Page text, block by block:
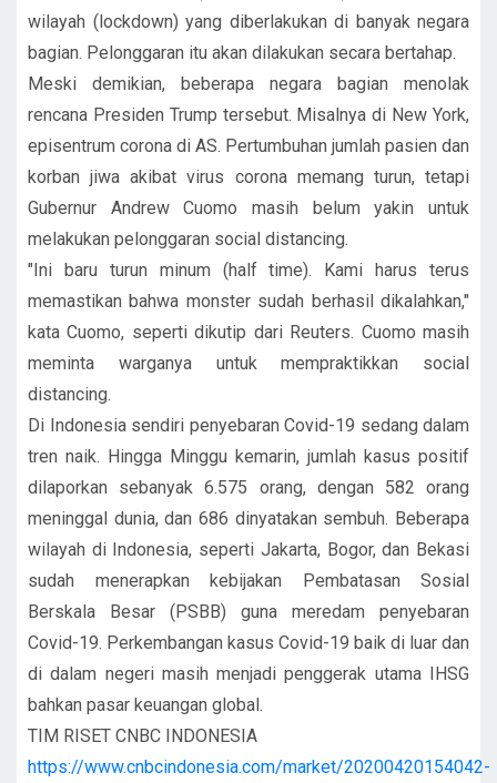
wilayah (lockdown) yang diberlakukan di banyak negara
bagian. Pelonggaran itu akan dilakukan secara bertahap.
Meski demikian, beberapa negara bagian menolak
rencana Presiden Trump tersebut. Misalnya di New York,
episentrum corona di AS. Pertumbuhan jumlah pasien dan
korban jiwa akibat virus corona memang turun, tetapi
Gubernur Andrew Cuomo masih belum yakin untuk
melakukan pelonggaran social distancing.
"Ini baru turun minum (half time). Kami harus terus
memastikan bahwa monster sudah berhasil dikalahkan,"
kata Cuomo, seperti dikutip dari Reuters. Cuomo masih
meminta warganya untuk mempraktikkan social
distancing.
Di Indonesia sendiri penyebaran Covid-19 sedang dalam
tren naik. Hingga Minggu kemarin, jumlah kasus positif
dilaporkan sebanyak 6.575 orang, dengan 582 orang
meninggal dunia, dan 686 dinyatakan sembuh. Beberapa
wilayah di Indonesia, seperti Jakarta, Bogor, dan Bekasi
sudah menerapkan kebijakan Pembatasan Sosial
Berskala Besar (PSBB) guna meredam penyebaran
Covid-19. Perkembangan kasus Covid-19 baik di luar dan
di dalam negeri masih menjadi penggerak utama IHSG
bahkan pasar keuangan global.
TIM RISET CNBC INDONESIA
https://www.cnbcindonesia.com/market/20200420154042-